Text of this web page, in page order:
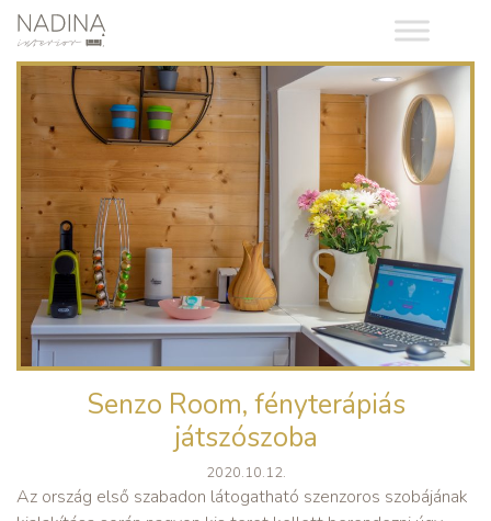
Senzo Room, fényterápiás
játszószoba
2020.10.12.
Az ország első szabadon látogatható szenzoros szobájának